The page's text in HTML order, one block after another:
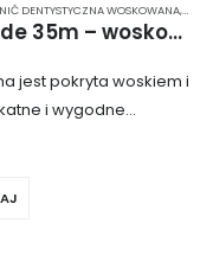
NIĆ DENTYSTYCZNA WOSKOWANA,NIĆ
ELGYDIUM Dental Floss Fluoride 35m – woskowana nić dentystyczna, nasączona fluorem
jest pokryta woskiem i
i wygodne
bez ryzyka